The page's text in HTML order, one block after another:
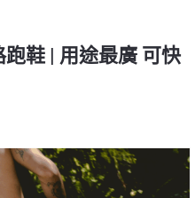
跑鞋 | 用途最廣 可快